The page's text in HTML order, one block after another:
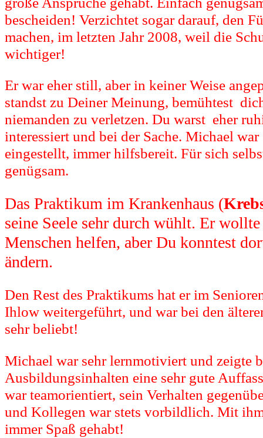
bescheiden! Verzichtet sogar darauf, den
machen, im letzten Jahr 2008, weil die
wichtiger!
Er war eher still, aber in keiner Weise
standst zu Deiner Meinung, bemühtest
niemanden zu verletzen. Du warst eher
interessiert und bei der Sache. Michael
eingestellt, immer hilfsbereit. Für sich
genügsam.
Das Praktikum im Krankenhaus (
seine Seele sehr durch wühlt. Er
Menschen helfen, aber Du konntest
ändern.
Den Rest des Praktikums hat er im
Ihlow weitergeführt, und war bei den
sehr beliebt!
Michael war sehr lernmotiviert und zeigte
Ausbildungsinhalten eine sehr gute
war teamorientiert, sein Verhalten
und Kollegen war stets vorbildlich. Mit
immer Spaß gehabt!